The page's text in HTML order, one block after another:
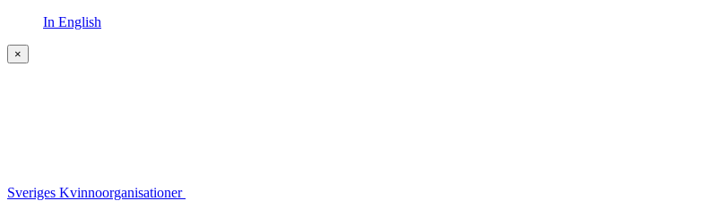
In English
×
Sveriges Kvinnoorganisationer